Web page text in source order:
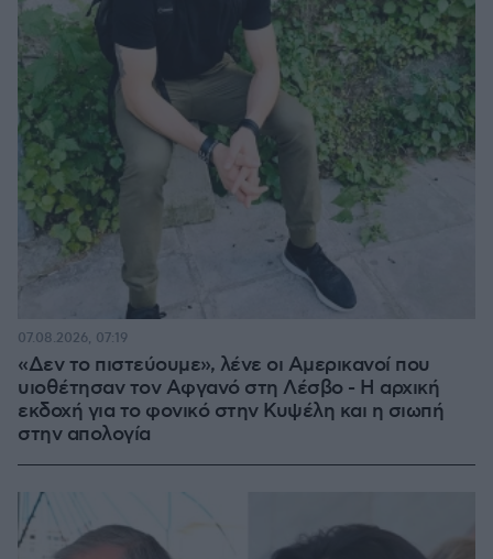
«Δεν το πιστεύουμε», λένε οι Αμερικανοί που
υιοθέτησαν τον Αφγανό στη Λέσβο - Η αρχική
εκδοχή για το φονικό στην Κυψέλη και η σιωπή
στην απολογία
07.08.2026, 07:19